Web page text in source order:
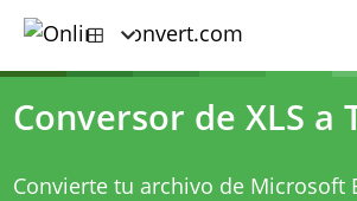
Conversor de XLS a
Convierte tu archivo de Microsoft